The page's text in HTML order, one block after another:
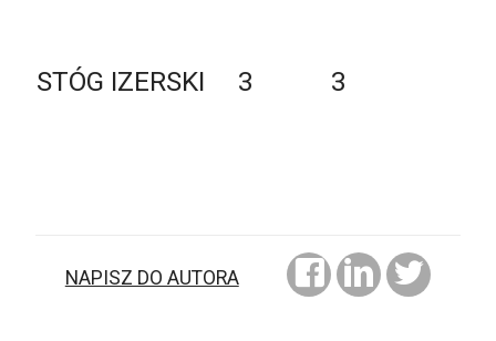
STÓG IZERSKI 3 3
NAPISZ DO AUTORA